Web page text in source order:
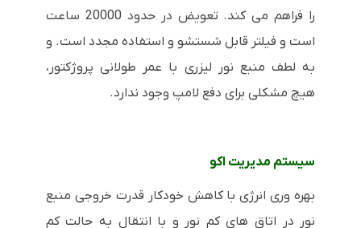
را فراهم می کند. تعویض در حدود 20000 ساعت
است و فیلتر قابل شستشو و استفاده مجدد است. و
به لطف منبع نور لیزری با عمر طولانی پروژکتور،
هیچ مشکلی برای دفع لامپ وجود ندارد.
سیستم مدیریت اکو
بهره وری انرژی با کاهش خودکار قدرت خروجی منبع
نور در اتاق های کم نور و با انتقال به حالت کم